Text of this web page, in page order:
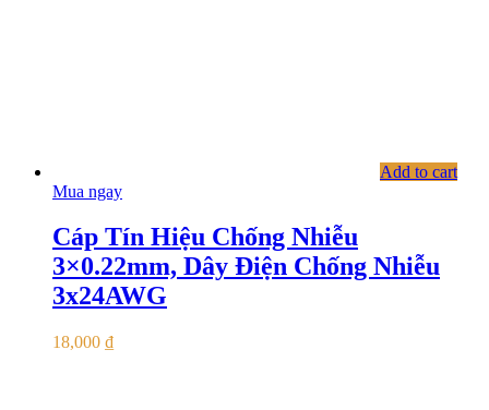
Add to cart
Mua ngay
Cáp Tín Hiệu Chống Nhiễu
3×0.22mm, Dây Điện Chống Nhiễu
3x24AWG
18,000 ₫